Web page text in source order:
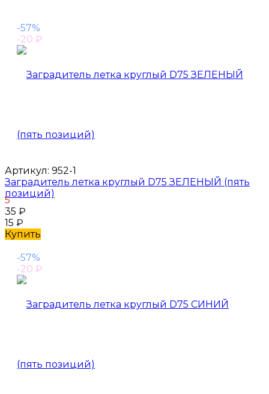
-57%
-20 ₽
Артикул: 952-1
Заградитель летка круглый D75 ЗЕЛЕНЫЙ (пять
позиций)
5
35 ₽
15 ₽
Купить
-57%
-20 ₽